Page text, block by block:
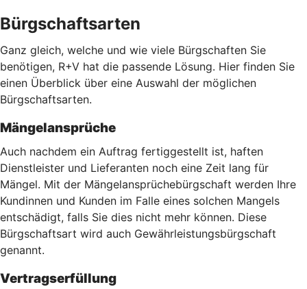
Bürgschaftsarten
Ganz gleich, welche und wie viele Bürgschaften Sie
benötigen, R+V hat die passende Lösung. Hier finden Sie
einen Überblick über eine Auswahl der möglichen
Bürgschaftsarten.
Mängelansprüche
Auch nachdem ein Auftrag fertiggestellt ist, haften
Dienstleister und Lieferanten noch eine Zeit lang für
Mängel. Mit der Mängelansprüchebürgschaft werden Ihre
Kundinnen und Kunden im Falle eines solchen Mangels
entschädigt, falls Sie dies nicht mehr können. Diese
Bürgschaftsart wird auch Gewährleistungsbürgschaft
genannt.
Vertragserfüllung